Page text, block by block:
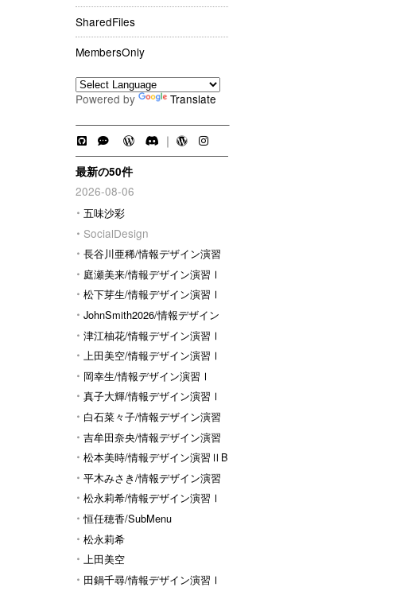
SharedFiles
MembersOnly
Powered by Translate
｜
最新の50件
2026-08-06
五味沙彩
SocialDesign
長谷川亜稀/情報デザイン演習
Ⅰ 庭瀬美来/情報デザイン演習Ⅰ
松下芽生/情報デザイン演習Ⅰ
JohnSmith2026/情報デザイン
演習I
津江柚花/情報デザイン演習Ⅰ
上田美空/情報デザイン演習Ⅰ
岡幸生/情報デザイン演習Ⅰ
真子大輝/情報デザイン演習Ⅰ
白石菜々子/情報デザイン演習
Ⅰ 吉牟田奈央/情報デザイン演習
Ⅰ 松本美時/情報デザイン演習ⅡB
平木みさき/情報デザイン演習
Ⅰ 松永莉希/情報デザイン演習Ⅰ
恒任穂香/SubMenu
松永莉希
上田美空
田鍋千尋/情報デザイン演習Ⅰ